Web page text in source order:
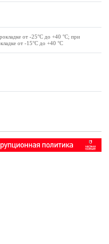
от -25°С до +40 °С; при
от -15°С до +40 °С